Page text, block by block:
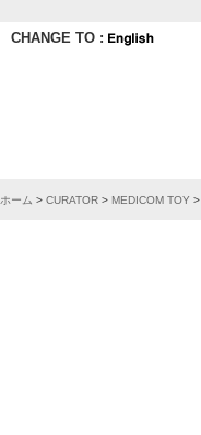
CHANGE TO :
ホーム > CURATOR > MEDICOM TOY >